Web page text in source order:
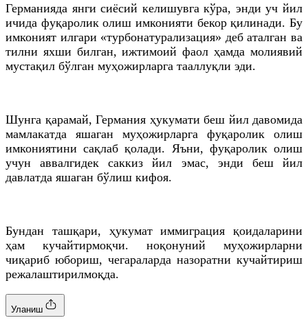
Германияда янги сиёсий келишувга кўра, энди уч йил
ичида фуқаролик олиш имконияти бекор қилинади. Бу
имконият илгари «турбонатурализация» деб аталган ва
тилни яхши билган, ижтимоий фаол ҳамда молиявий
мустақил бўлган муҳожирларга тааллуқли эди.
Шунга қарамай, Германия ҳукумати беш йил давомида
мамлакатда яшаган муҳожирларга фуқаролик олиш
имкониятини сақлаб қолади. Яъни, фуқаролик олиш
учун аввалгидек саккиз йил эмас, энди беш йил
давлатда яшаган бўлиш кифоя.
Бундан ташқари, ҳукумат иммиграция қоидаларини
ҳам кучайтирмоқчи. ноқонуний муҳожирларни
чиқариб юбориш, чегараларда назоратни кучайтириш
режалаштирилмоқда.
Уланиш